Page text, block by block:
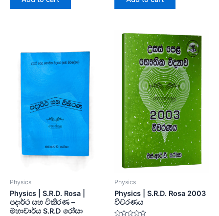
Physics
Physics | S.R.D. Rosa |
පදාර්ථ සහ විකිරණ –
මහාචාර්ය S.R.D රෝසා
Physics
Physics | S.R.D. Rosa 2003
විවරණය